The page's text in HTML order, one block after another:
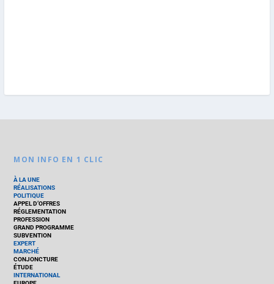
MON INFO EN 1 CLIC
À LA UNE
RÉALISATIONS
POLITIQUE
APPEL D’OFFRES
RÉGLEMENTATION
PROFESSION
GRAND PROGRAMME
SUBVENTION
EXPERT
MARCHÉ
CONJONCTURE
ÉTUDE
INTERNATIONAL